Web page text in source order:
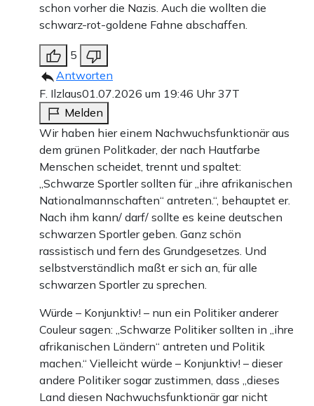
schon vorher die Nazis. Auch die wollten die
schwarz-rot-goldene Fahne abschaffen.
5
Antworten
F. Ilzlaus01.07.2026 um 19:46 Uhr37T
Melden
Wir haben hier einem Nachwuchsfunktionär aus
dem grünen Politkader, der nach Hautfarbe
Menschen scheidet, trennt und spaltet:
„Schwarze Sportler sollten für „ihre afrikanischen
Nationalmannschaften“ antreten.“, behauptet er.
Nach ihm kann/ darf/ sollte es keine deutschen
schwarzen Sportler geben. Ganz schön
rassistisch und fern des Grundgesetzes. Und
selbstverständlich maßt er sich an, für alle
schwarzen Sportler zu sprechen.
Würde – Konjunktiv! – nun ein Politiker anderer
Couleur sagen: „Schwarze Politiker sollten in „ihre
afrikanischen Ländern“ antreten und Politik
machen.“ Vielleicht würde – Konjunktiv! – dieser
andere Politiker sogar zustimmen, dass „dieses
Land diesen Nachwuchsfunktionär gar nicht